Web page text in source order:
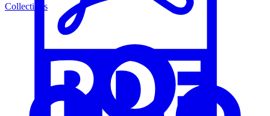
Collections